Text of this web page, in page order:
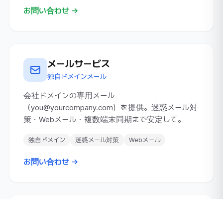
お問い合わせ →
メールサービス
独自ドメインメール
会社ドメインの専用メール
（you@yourcompany.com）を提供。迷惑メール対
策・Webメール・複数端末同期まで安定して。
独自ドメイン 迷惑メール対策 Webメール
お問い合わせ →